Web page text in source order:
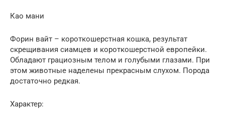
Као мани
Форин вайт – короткошерстная кошка, результат
скрещивания сиамцев и короткошерстной европейки.
Обладают грациозным телом и голубыми глазами. При
этом животные наделены прекрасным слухом. Порода
достаточно редкая.
Характер: